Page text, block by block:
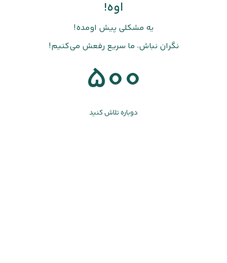
اوه!
یه مشکلی پیش اومده!
نگران نباش، ما سریع رفعش می‌کنیم!
500
دوباره تلاش کنید